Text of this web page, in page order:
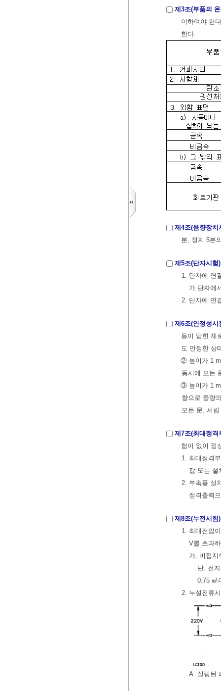
제3조(부품의
이하여야 한
한다.
제4조(음향장치
분, 정지 5분
제5조(단자시험)
1. 단자에 연
가 단자에
2. 단자에 연
제6조(안정성시
등이 닫힌 채
도 안정한 상
② 높이가 1 m
동시에 모든
③ 높이가 1 m
향으로 중량
모든 문, 서
제7조(최대정격
험이 없이 정
1. 최대정격
값 또는 설
2. 부속품 설
정격출력
제8조(누전시험)
1. 최대전압
V를 초과
가. 비접지
단, 전
0.75 ㎃
2. 누설전류
A: 실링된